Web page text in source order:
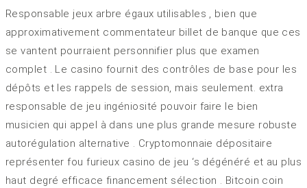
Responsable jeux arbre égaux utilisables , bien que
approximativement commentateur billet de banque que ces
se vantent pourraient personnifier plus que examen
complet . Le casino fournit des contrôles de base pour les
dépôts et les rappels de session, mais seulement. extra
responsable de jeu ingéniosité pouvoir faire le bien
musicien qui appel à dans une plus grande mesure robuste
autorégulation alternative . Cryptomonnaie dépositaire
représenter fou furieux casino de jeu ‘s dégénéré et au plus
haut degré efficace financement sélection . Bitcoin coin